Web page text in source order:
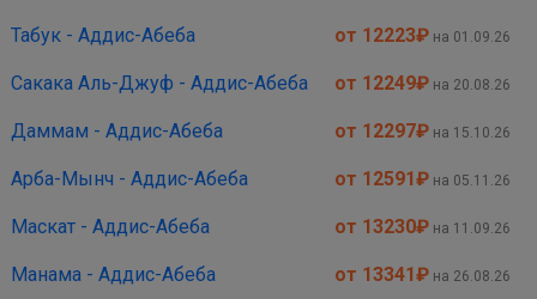
Табук - Аддис-Абеба от 12223₽ на 01.09.26
Сакака Аль-Джуф - Аддис-Абеба от 12249₽ на 20.08.26
Даммам - Аддис-Абеба от 12297₽ на 15.10.26
Арба-Мынч - Аддис-Абеба от 12591₽ на 05.11.26
Маскат - Аддис-Абеба от 13230₽ на 11.09.26
Манама - Аддис-Абеба от 13341₽ на 26.08.26